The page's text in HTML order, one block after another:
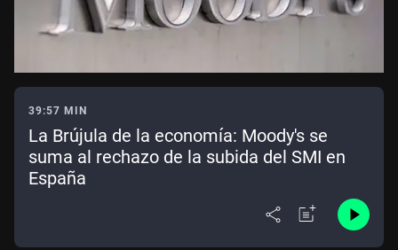
39:57 MIN
La Brújula de la economía: Moody's se
suma al rechazo de la subida del SMI en
España